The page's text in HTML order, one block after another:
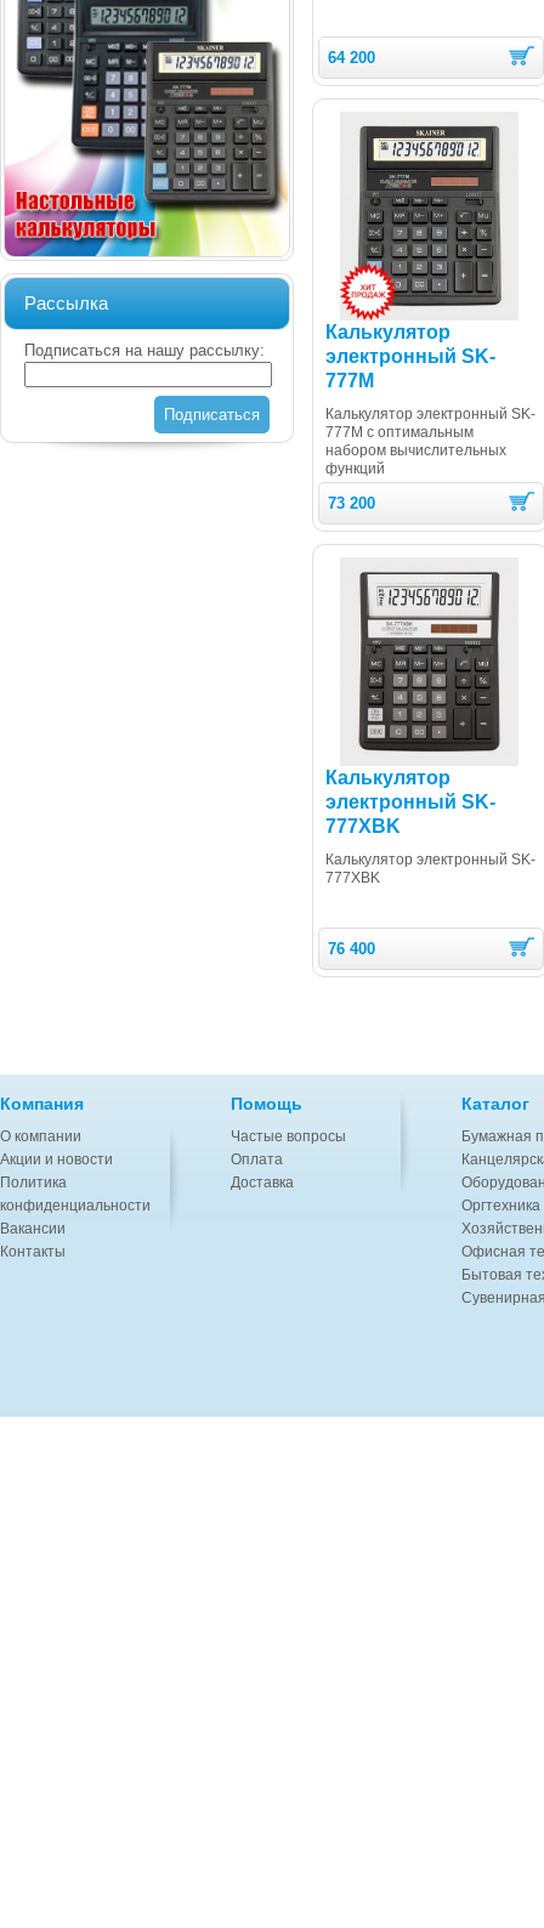
Рассылка
Подписаться на нашу рассылку:
Подписаться
64 200
Калькулятор
электронный SK-
777M
Калькулятор электронный SK-
777M с оптимальным
набором вычислительных
функций
73 200
Калькулятор
электронный SK-
777XBK
Калькулятор электронный SK-
777XBK
76 400
Компания
О компании
Акции и новости
Политика
конфиденциальности
Вакансии
Контакты
Помощь
Частые вопросы
Оплата
Доставка
Каталог
Бумажная
Офисная
Бытовая